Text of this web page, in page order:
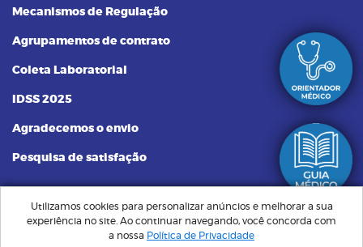
Mecanismos de Regulação
Agrupamentos de contrato
Coleta Laboratorial
IDSS 2025
Agradecemos o envio
Pesquisa de satisfação
Plano Santa Saúde | Sempre Perto, Cuidando de Você © Todos os
direitos reservados. Implementação de conteúdo e material fornecidos
Utilizamos cookies para personalizar anúncios e melhorar a sua
experiência no site. Ao continuar navegando, você concorda com
a nossa Política de Privacidade